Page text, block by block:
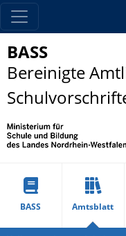
BASS
Bereinigte
BASS Amtsblatt